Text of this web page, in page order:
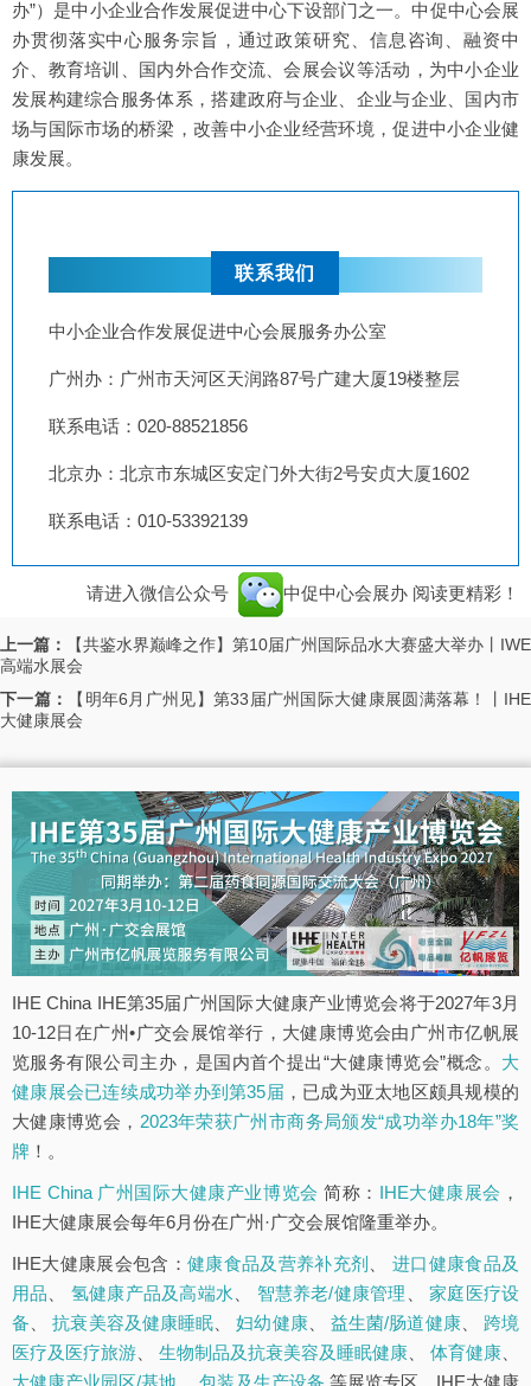
办”）是中小企业合作发展促进中心下设部门之一。中促中心会展
办贯彻落实中心服务宗旨，通过政策研究、信息咨询、融资中
介、教育培训、国内外合作交流、会展会议等活动，为中小企业
发展构建综合服务体系，搭建政府与企业、企业与企业、国内市
场与国际市场的桥梁，改善中小企业经营环境，促进中小企业健
康发展。
联系我们
中小企业合作发展促进中心会展服务办公室
广州办：广州市天河区天润路87号广建大厦19楼整层
联系电话：020-88521856
北京办：北京市东城区安定门外大街2号安贞大厦1602
联系电话：010-53392139
请进入微信公众号 中促中心会展办 阅读更精彩！
上一篇：
【共鉴水界巅峰之作】第10届广州国际品水大赛盛大举办丨IWE
高端水展会
下一篇：
【明年6月广州见】第33届广州国际大健康展圆满落幕！丨IHE
大健康展会
IHE China IHE第35届广州国际大健康产业博览会将于2027年3月
10-12日在广州•广交会展馆举行，大健康博览会由广州市亿帆展
览服务有限公司主办，是国内首个提出“大健康博览会”概念。 大
健康展会已连续成功举办到第35届 ，已成为亚太地区颇具规模的
大健康博览会， 2023年荣获广州市商务局颁发“成功举办18年”奖
牌 ！。
IHE China 广州国际大健康产业博览会 简称： IHE大健康展会 ，
IHE大健康展会每年6月份在广州·广交会展馆隆重举办。
IHE大健康展会包含： 健康食品及营养补充剂 、进口健康食品及
用品
氢健康产品及高端水 智慧养老/健康管理 、家庭医疗设
备 、抗衰美容及健康睡眠 、妇幼健康、 益生菌/肠道健康、 跨境
医疗及医疗旅游
生物制品及抗衰美容及睡眠健康 体育健康
大健康产业园区/基地 、包装及生产设备 等展览专区。IHE大健康